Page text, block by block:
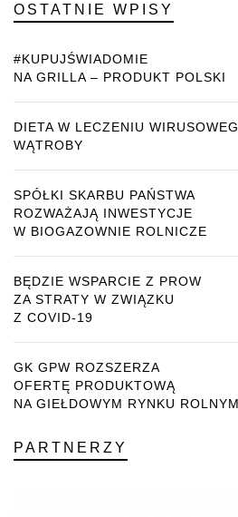
OSTATNIE WPISY
#KUPUJŚWIADOMIE
NA GRILLA – PRODUKT POLSKI
DIETA W LECZENIU
WĄTROBY
SPÓŁKI SKARBU PAŃSTWA
ROZWAŻAJĄ INWESTYCJE
W BIOGAZOWNIE ROLNICZE
BĘDZIE WSPARCIE Z PROW
ZA STRATY W ZWIĄZKU
Z COVID-19
GK GPW ROZSZERZA
OFERTĘ PRODUKTOWĄ
NA GIEŁDOWYM RYNKU ROLNYM
PARTNERZY